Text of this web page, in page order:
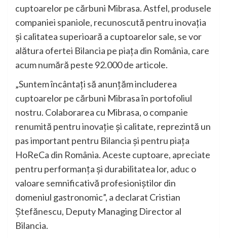
cuptoarelor pe cărbuni Mibrasa. Astfel, produsele
companiei spaniole, recunoscută pentru inovația
și calitatea superioară a cuptoarelor sale, se vor
alătura ofertei Bilancia pe piața din România, care
acum numără peste 92.000 de articole.
„Suntem încântați să anunțăm includerea
cuptoarelor pe cărbuni Mibrasa în portofoliul
nostru. Colaborarea cu Mibrasa, o companie
renumită pentru inovație și calitate, reprezintă un
pas important pentru Bilancia și pentru piața
HoReCa din România. Aceste cuptoare, apreciate
pentru performanța și durabilitatea lor, aduc o
valoare semnificativă profesioniștilor din
domeniul gastronomic”, a declarat Cristian
Ștefănescu, Deputy Managing Director al
Bilancia.